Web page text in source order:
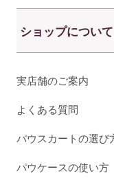
ショップについて
実店舗のご案内
よくある質問
パウスカートの選び
パウケースの使い方